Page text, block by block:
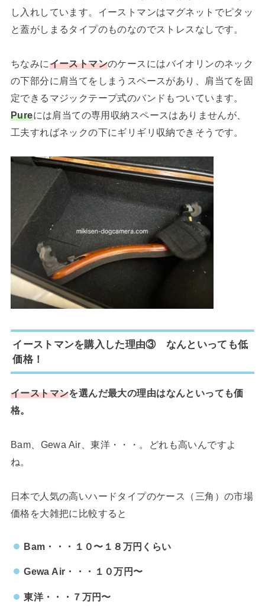
し入れしています。イーストマンはマグネットでピタッ
と蓋がしまるタイプのものなのでストレスなしです。
ちなみにイーストマンのケースにはバイオリンのネック
の下部分に肩当てをしまうスペースがあり、肩当てを固
定できるマジックテープ式のバンドもついています。
Pureには肩当ての専用収納スペースはありませんが、
工夫すればネックの下にギリギリ収納できそうです。
イーストマンを購入した理由③ なんといっても低
価格！
イーストマンを選んだ最大の理由はなんといっても価
格。
Bam、Gewa Air、東洋・・・。どれも高いんですよ
ね。
日本で人気の高いハードタイプのケース（三角）の市場
価格を大雑把に比較すると
Bam・・・１０〜１８万円くらい
Gewa Air・・・１０万円〜
東洋・・・７万円〜